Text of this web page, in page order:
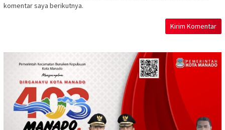
komentar saya berikutnya.